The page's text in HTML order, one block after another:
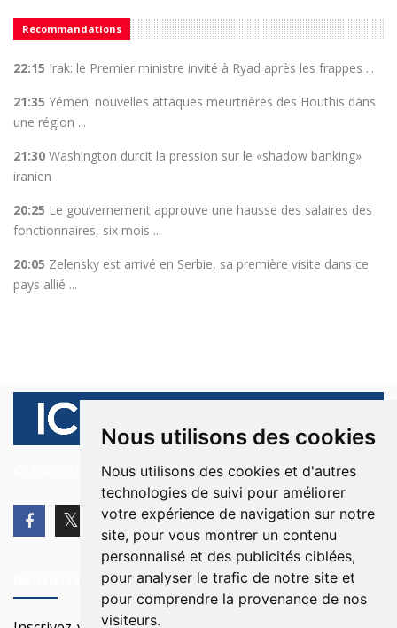
Nous utilisons des cookies
Nous utilisons des cookies et d'autres
technologies de suivi pour améliorer
votre expérience de navigation sur notre
site, pour vous montrer un contenu
personnalisé et des publicités ciblées,
pour analyser le trafic de notre site et
pour comprendre la provenance de nos
visiteurs.
Recommandations
22:15 Irak: le Premier ministre invité à Ryad après les frappes ...
21:35 Yémen: nouvelles attaques meurtrières des Houthis dans
une région ...
21:30 Washington durcit la pression sur le «shadow banking»
iranien
20:25 Le gouvernement approuve une hausse des salaires des
fonctionnaires, six mois ...
20:05 Zelensky est arrivé en Serbie, sa première visite dans ce
pays allié ...
© 2026 Ici Beyrouth. Tous les droits sont réservés.